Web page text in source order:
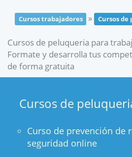
Cursos trabajadores » Cursos
Cursos de peluqueria para
Formate y desarrolla tus
de forma gratuita
Cursos de
Curso de prevención de
seguridad online